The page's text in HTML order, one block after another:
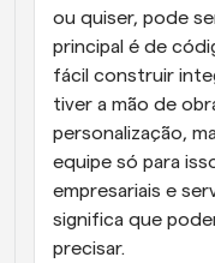
ou quiser, pode
principal é de
fácil construir
tiver a mão de
personalização,
equipe só para
empresariais e
significa que
precisar.